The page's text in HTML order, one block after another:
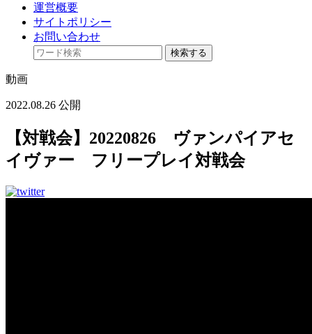
運営概要
サイトポリシー
お問い合わせ
検索する
動画
2022.08.26 公開
【対戦会】20220826 ヴァンパイアセ
イヴァー フリープレイ対戦会